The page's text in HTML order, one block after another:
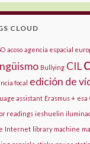
CLOUD
acoso agencia espacial
Bullying CIL
focal edición de
assistant Erasmus + esa
readings ieshuelin
Internet library machine